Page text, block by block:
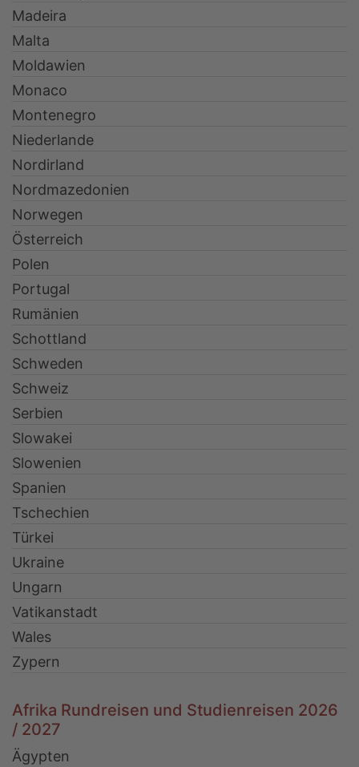
Madeira
Malta
Moldawien
Monaco
Montenegro
Niederlande
Nordirland
Nordmazedonien
Norwegen
Österreich
Polen
Portugal
Rumänien
Schottland
Schweden
Schweiz
Serbien
Slowakei
Slowenien
Spanien
Tschechien
Türkei
Ukraine
Ungarn
Vatikanstadt
Wales
Zypern
Afrika Rundreisen und Studienreisen 2026
/ 2027
Ägypten